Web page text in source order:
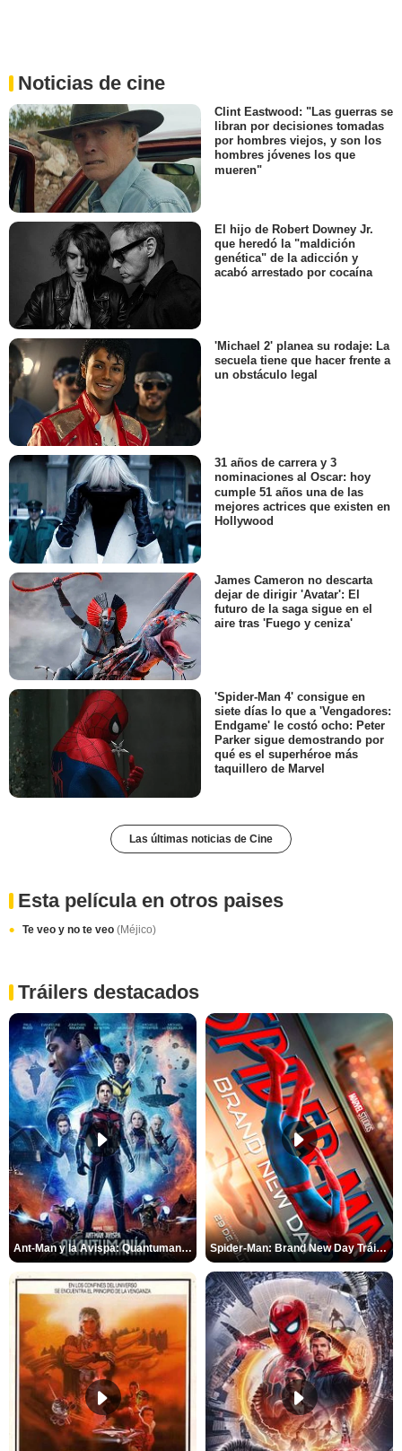
Noticias de cine
Clint Eastwood: "Las guerras se
libran por decisiones tomadas
por hombres viejos, y son los
hombres jóvenes los que
mueren"
El hijo de Robert Downey Jr.
que heredó la "maldición
genética" de la adicción y
acabó arrestado por cocaína
'Michael 2' planea su rodaje: La
secuela tiene que hacer frente a
un obstáculo legal
31 años de carrera y 3
nominaciones al Oscar: hoy
cumple 51 años una de las
mejores actrices que existen en
Hollywood
James Cameron no descarta
dejar de dirigir 'Avatar': El
futuro de la saga sigue en el
aire tras 'Fuego y ceniza'
'Spider-Man 4' consigue en
siete días lo que a 'Vengadores:
Endgame' le costó ocho: Peter
Parker sigue demostrando por
qué es el superhéroe más
taquillero de Marvel
Las últimas noticias de Cine
Esta película en otros paises
Te veo y no te veo (Méjico)
Tráilers destacados
Ant-Man y la Avispa: Quantumanía Tráiler (2) Spider-Man: Brand New Day Tráiler (3)